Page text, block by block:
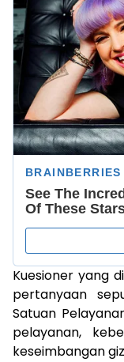
Kuesioner yang
pertanyaan
Satuan
pelayanan,
keseimbangan